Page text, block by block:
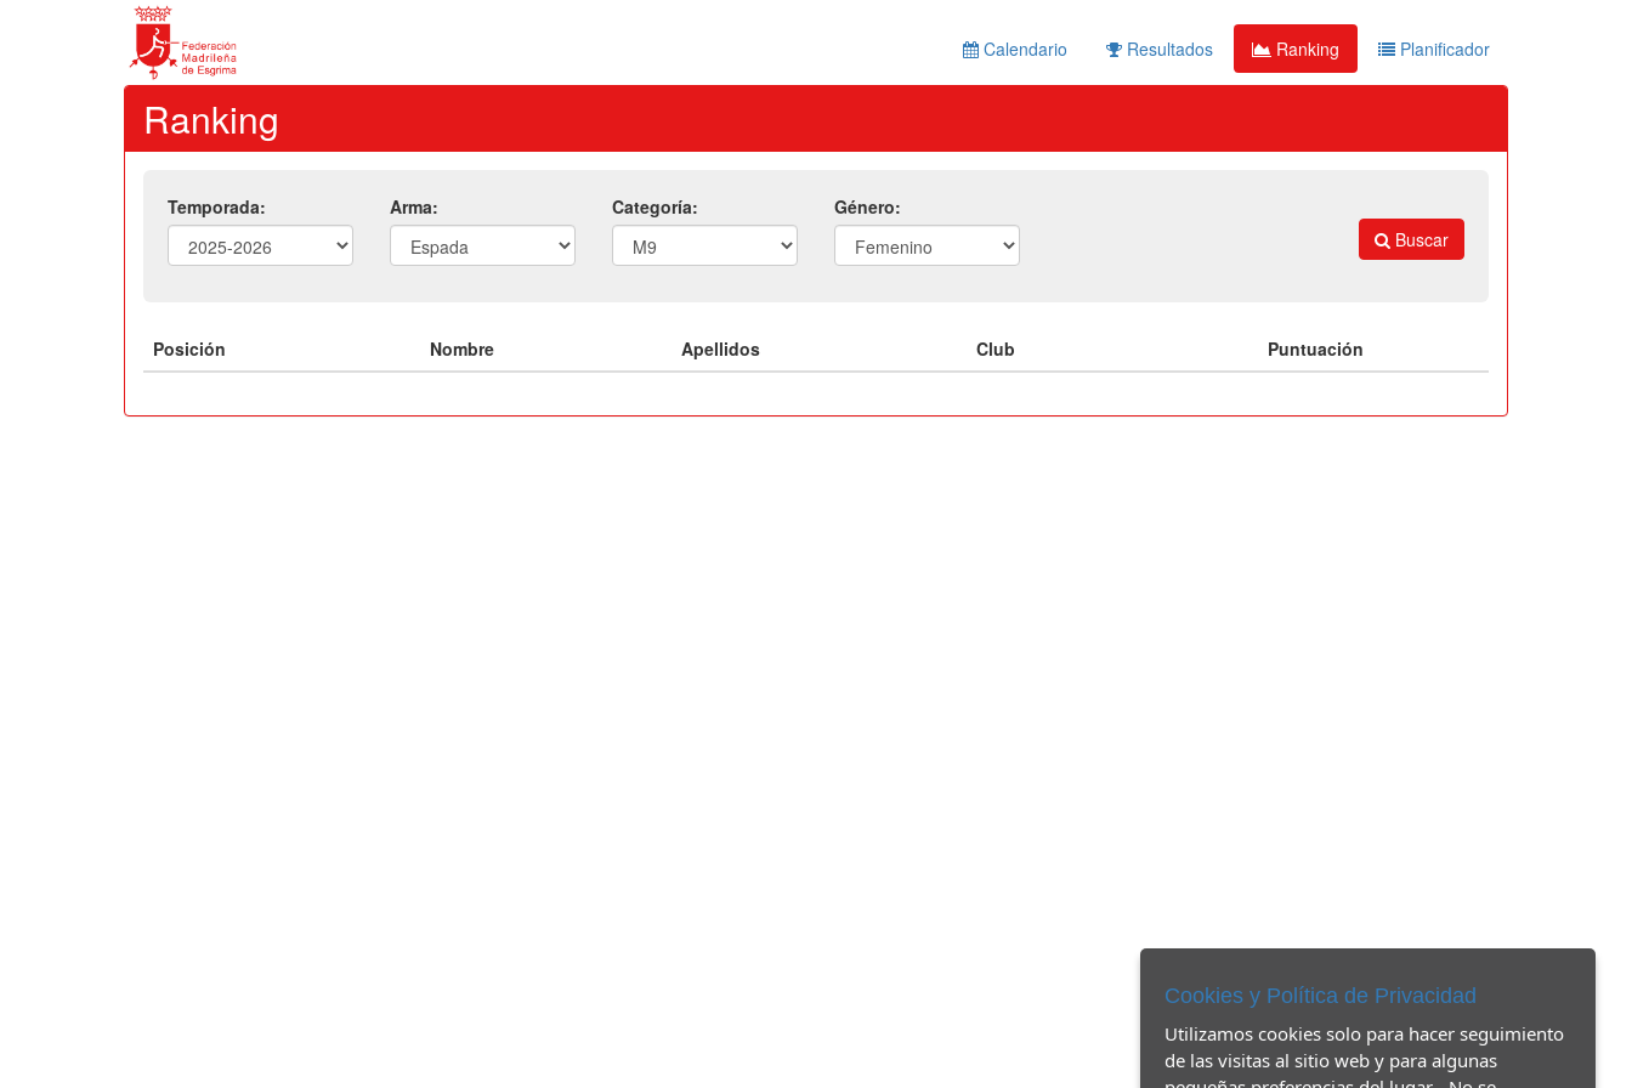
Calendario Resultados Ranking Planificador
Ranking
Temporada: Arma: Categoría:
Género:
Buscar
Posición Nombre Apellidos Club Puntuación
Cookies y Política de Privacidad
Utilizamos cookies solo para hacer seguimiento
de las visitas al sitio web y para algunas